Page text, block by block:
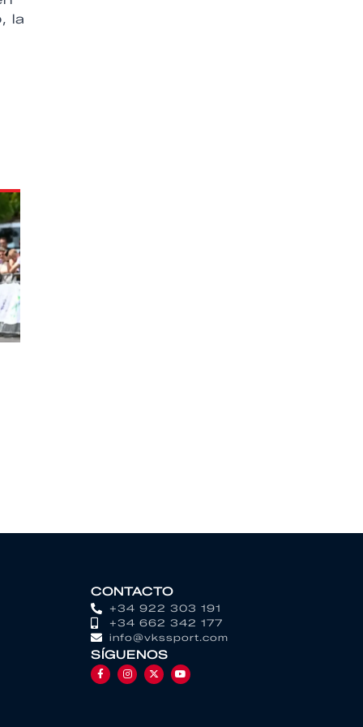
, la
CONTACTO
+34 922 303 191
+34 662 342 177
info@vkssport.com
SÍGUENOS